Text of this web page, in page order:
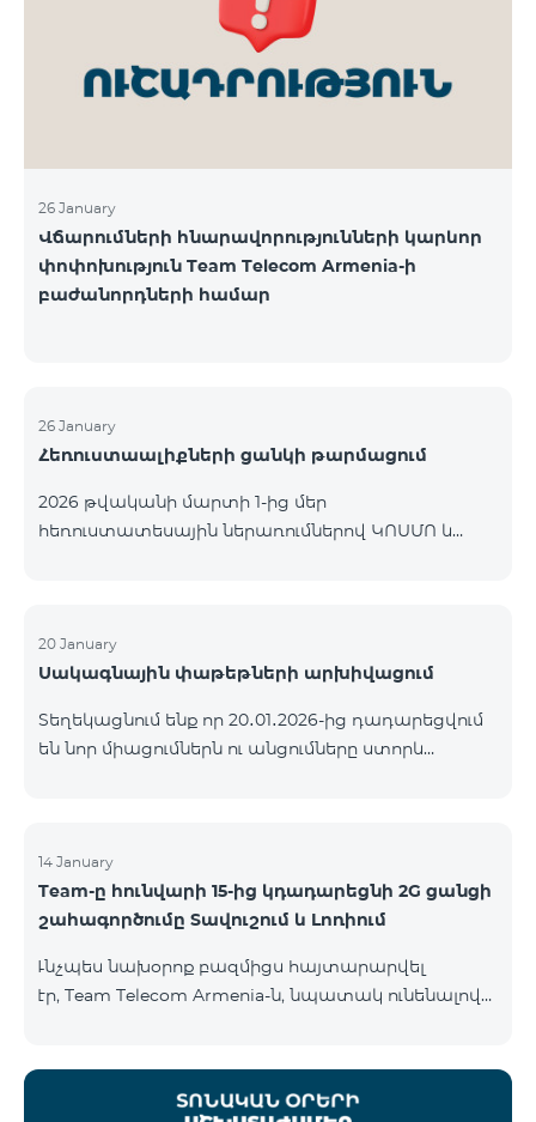
վճարահաշվարկային ընկերությունների կողմից
Team Telecom Armenia-ին առաջարկված
պայմանները ենթադրում էին ծառայությունների
26 January
Վճարումների հնարավորությունների կարևոր
փոփոխություն Team Telecom Armenia-ի
բաժանորդների համար
26 January
Հեռուստաալիքների ցանկի թարմացում
2026 թվականի մարտի 1-ից մեր
հեռուստատեսային ներառումներով ԿՈՍՄՈ և
մուլտիպլեքս հեռուստաալիքները հասանելի
կլինեն միայն այն մարզերում, որտեղ դրանց
մարմինների պահանջների։ Այս փոփոխությունը
իրականացվում է հեռուստատեսային հարթակի
ցանկը ըստ մարզեր
20 January
Սակագնային փաթեթների արխիվացում
Տեղեկացնում ենք որ 20․01․2026-ից դադարեցվում
են նոր միացումներն ու անցումները ստորև
14 January
Team-ը հունվարի 15-ից կդադարեցնի 2G ցանցի
շահագործումը Տավուշում և Լոռիում
Ւնչպես նախօրոք բազմիցս հայտարարվել
էր, Team Telecom Armenia-ն, նպատակ ունենալով
կունենա փուլային տարբերակով: Առաջին փուլով